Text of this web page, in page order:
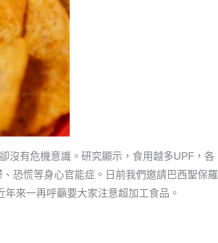
沒有危機意識。研究顯示，食用越多UPF，各
恐慌等身心官能症。日前我們邀請巴西聖保羅
來一再呼籲要大家注意超加工食品。